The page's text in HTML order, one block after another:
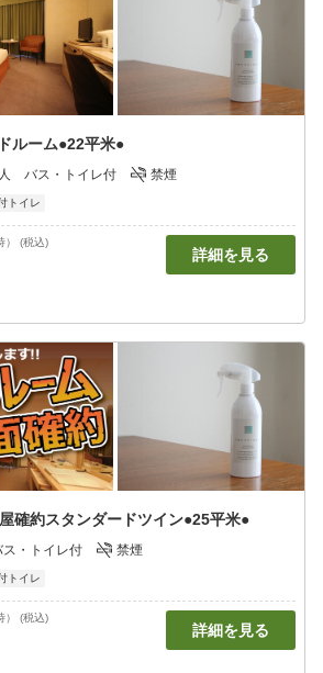
ルーム●22平米●
バス・トイレ付 禁煙
トイレ
） (税込)
詳細を見る
確約スタンダードツイン●25平米●
ス・トイレ付 禁煙
トイレ
） (税込)
詳細を見る